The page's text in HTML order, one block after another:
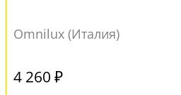
Omnilux (Италия)
4 260 ₽